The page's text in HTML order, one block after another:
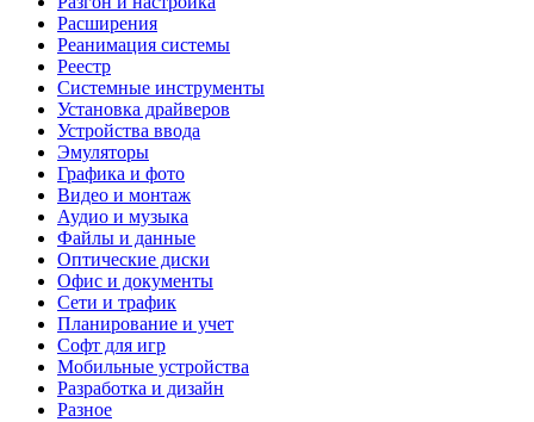
Расширения
Реанимация системы
Реестр
Системные инструменты
Установка драйверов
Устройства ввода
Эмуляторы
Графика и фото
Видео и монтаж
Аудио и музыка
Файлы и данные
Оптические диски
Офис и документы
Сети и трафик
Планирование и учет
Софт для игр
Мобильные устройства
Разработка и дизайн
Разное